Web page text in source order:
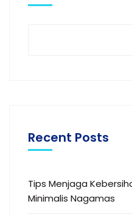
Recent Posts
Tips Menjaga
Minimalis Nagamas